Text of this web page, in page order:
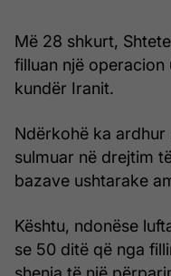
Më 28 shkurt,
filluan një operacion
kundër Iranit.
Ndërkohë ka
sulmuar në drejtim
bazave ushtarake
Kështu, ndonëse
se 50 ditë që nga